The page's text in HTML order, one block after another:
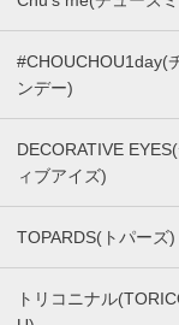
#CHOUCHOU1day(
ンデー)
DECORATIVE
ィブアイズ)
TOPARDS(トパーズ)
トリコニナル